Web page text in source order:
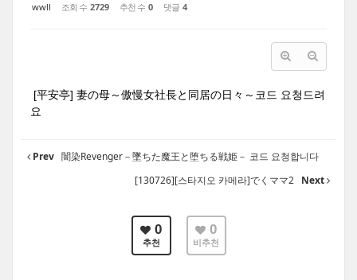
wwll 조회 수 2729 추천 수 0 댓글 4
[平安亭] 妻の母～傲慢女社長と同居の日々～코드 요청드려
요
Prev 闇染Revenger－墜ちた魔王と堕ちる戦姫－ 코드 요청합니다
[130726][스타지오 카메라]でくママ2 Next
0
추천
0
비추천